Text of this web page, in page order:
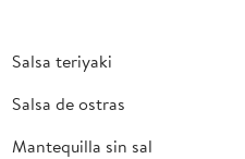
Salsa teriyaki
Salsa de ostras
Mantequilla sin sal